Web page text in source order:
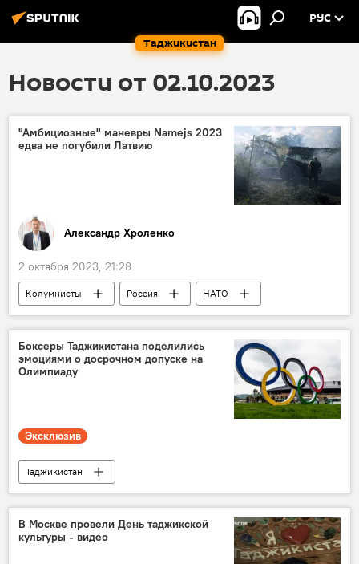
Таджикистан
РУС
Новости от 02.10.2023
"Амбициозные" маневры Namejs 2023
едва не погубили Латвию
Александр Хроленко
2 октября 2023, 21:28
Колумнисты Россия
НАТО
Армия и вооружение
Латвия
Боксеры Таджикистана поделились
эмоциями о досрочном допуске на
Олимпиаду
Эксклюзив
Таджикистан
Таджикистан: свежие новости спорта
Спорт
Олимпиада - 2024
бокс
Азиатские игры
В Москве провели День таджикской
культуры - видео